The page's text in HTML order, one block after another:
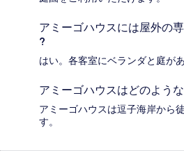
アミーゴハウスには屋外の
?
はい。各客室にベランダと庭があ
アミーゴハウスはどのよう
アミーゴハウスは逗子海岸から
す。